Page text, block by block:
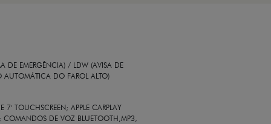
DE EMERGÊNCIA) / LDW (AVISA DE
DO FAROL ALTO)
7' TOUCHSCREEN; APPLE CARPLAY
COMANDOS DE VOZ BLUETOOTH,MP3,